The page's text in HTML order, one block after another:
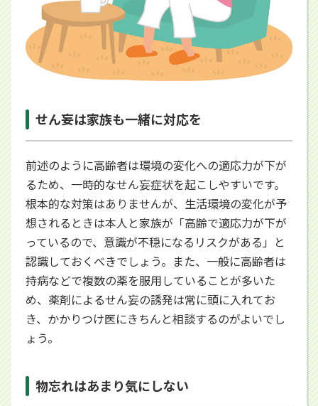
せん妄は家族も一緒に対応を
前述のように高齢者は環境の変化への適応力が下が
るため、一時的なせん妄症状を起こしやすいです。
根本的な対策はありませんが、生活環境の変化が予
想されるときは本人と家族が「高齢で適応力が下が
っているので、意識が不穏になるリスクがある」と
認識しておくべきでしょう。また、一般に高齢者は
持病などで複数の薬を服用していることが多いた
め、薬剤によるせん妄の誘発は常に頭に入れてお
き、かかりつけ医にきちんと相談するのがよいでし
ょう。
物忘れはあまり気にしない